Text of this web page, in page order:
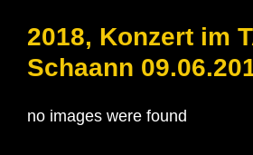
2018, Konzert im
Schaann
no images were found